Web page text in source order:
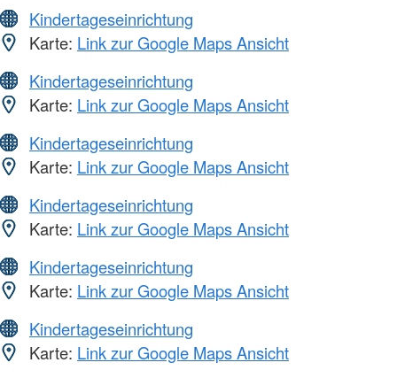
Kindertageseinrichtung
Karte: Link zur Google Maps Ansicht
Kindertageseinrichtung
Karte: Link zur Google Maps Ansicht
Kindertageseinrichtung
Karte: Link zur Google Maps Ansicht
Kindertageseinrichtung
Karte: Link zur Google Maps Ansicht
Kindertageseinrichtung
Karte: Link zur Google Maps Ansicht
Kindertageseinrichtung
Karte: Link zur Google Maps Ansicht